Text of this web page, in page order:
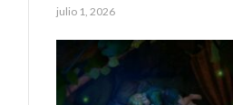
julio 1, 2026